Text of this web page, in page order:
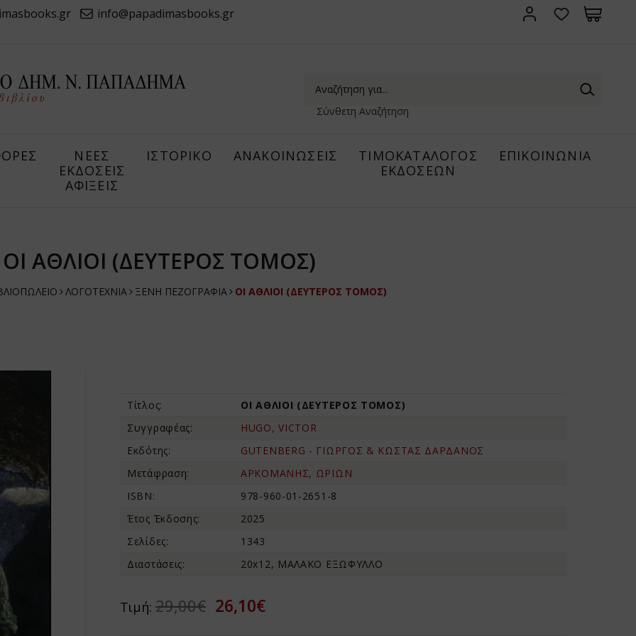
info@papadimasbooks.gr
Σύνθετη Αναζήτηση
ΝΕΕΣ
ΕΚΔΟΣΕΙΣ
ΑΦΙΞΕΙΣ
ΙΣΤΟΡΙΚΟ ΑΝΑΚΟΙΝΩΣΕΙΣ
ΤΙΜΟΚΑΤΑΛΟΓΟΣ
ΕΚΔΟΣΕΩΝ
ΕΠΙΚΟΙΝΩΝΙΑ
ΟΙ ΑΘΛΙΟΙ (ΔΕΥΤΕΡΟΣ ΤΟΜΟΣ)
ΛΟΓΟΤΕΧΝΙΑ ΞΕΝΗ ΠΕΖΟΓΡΑΦΙΑ ΟΙ ΑΘΛΙΟΙ (ΔΕΥΤΕΡΟΣ ΤΟΜΟΣ)
Τίτλος:
ΟΙ ΑΘΛΙΟΙ (ΔΕΥΤΕΡΟΣ ΤΟΜΟΣ)
Συγγραφέας:
HUGO, VICTOR
Εκδότης:
GUTENBERG - ΓΙΩΡΓΟΣ & ΚΩΣΤΑΣ ΔΑΡΔΑΝΟΣ
Μετάφραση:
ΑΡΚΟΜΑΝΗΣ, ΩΡΙΩΝ
ISBN:
978-960-01-2651-8
Έτος Έκδοσης:
2025
Σελίδες:
1343
Διαστάσεις:
20x12, ΜΑΛΑΚΟ ΕΞΩΦΥΛΛΟ
Τιμή:29,00€ 26,10€